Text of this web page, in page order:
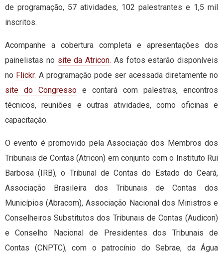
de programação, 57 atividades, 102 palestrantes e 1,5 mil
inscritos.
Acompanhe a cobertura completa e apresentações dos
painelistas no site da Atricon. As fotos estarão disponíveis
no Flickr. A programação pode ser acessada diretamente no
site do Congresso e contará com palestras, encontros
técnicos, reuniões e outras atividades, como oficinas e
capacitação.
O evento é promovido pela Associação dos Membros dos
Tribunais de Contas (Atricon) em conjunto com o Instituto Rui
Barbosa (IRB), o Tribunal de Contas do Estado do Ceará,
Associação Brasileira dos Tribunais de Contas dos
Municípios (Abracom), Associação Nacional dos Ministros e
Conselheiros Substitutos dos Tribunais de Contas (Audicon)
e Conselho Nacional de Presidentes dos Tribunais de
Contas (CNPTC), com o patrocínio do Sebrae, da Água